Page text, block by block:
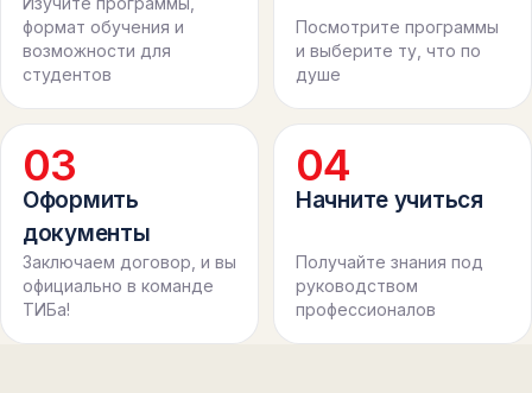
формат обучения и
возможности для
студентов
Посмотрите программы
и выберите ту, что по
душе
03
Оформить
документы
Заключаем договор, и вы
официально в команде
ТИБа!
04
Начните учиться
Получайте знания под
руководством
профессионалов